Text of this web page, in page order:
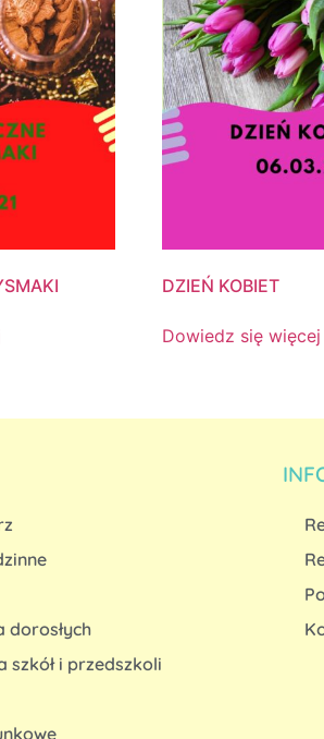
DZIEŃ KOBIET
Dowiedz się więcej
dorosłych
szkół i przedszkoli